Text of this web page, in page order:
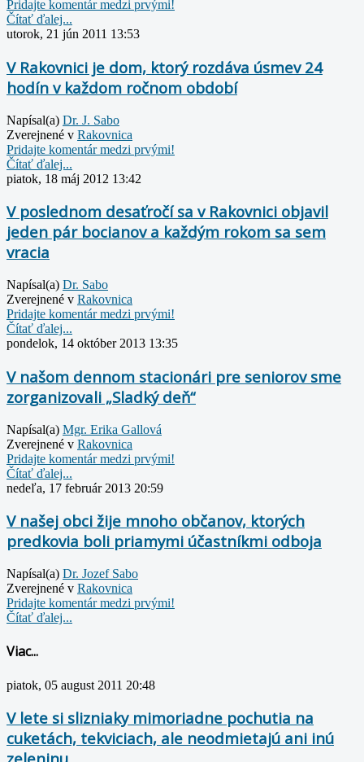
Pridajte komentár medzi prvými!
Čítať ďalej...
utorok, 21 jún 2011 13:53
V Rakovnici je dom, ktorý rozdáva úsmev 24
hodín v každom ročnom období
Napísal(a) Dr. J. Sabo
Zverejnené v Rakovnica
Pridajte komentár medzi prvými!
Čítať ďalej...
piatok, 18 máj 2012 13:42
V poslednom desaťročí sa v Rakovnici objavil
jeden pár bocianov a každým rokom sa sem
vracia
Napísal(a) Dr. Sabo
Zverejnené v Rakovnica
Pridajte komentár medzi prvými!
Čítať ďalej...
pondelok, 14 október 2013 13:35
V našom dennom stacionári pre seniorov sme
zorganizovali „Sladký deň“
Napísal(a) Mgr. Erika Gallová
Zverejnené v Rakovnica
Pridajte komentár medzi prvými!
Čítať ďalej...
nedeľa, 17 február 2013 20:59
V našej obci žije mnoho občanov, ktorých
predkovia boli priamymi účastníkmi odboja
Napísal(a) Dr. Jozef Sabo
Zverejnené v Rakovnica
Pridajte komentár medzi prvými!
Čítať ďalej...
Viac...
piatok, 05 august 2011 20:48
V lete si slizniaky mimoriadne pochutia na
cuketách, tekviciach, ale neodmietajú ani inú